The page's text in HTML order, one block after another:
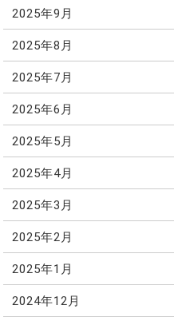
2025年9月
2025年8月
2025年7月
2025年6月
2025年5月
2025年4月
2025年3月
2025年2月
2025年1月
2024年12月